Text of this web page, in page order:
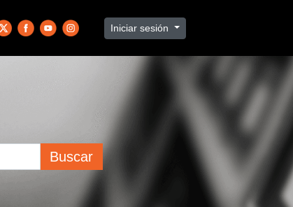
Iniciar sesión
Buscar